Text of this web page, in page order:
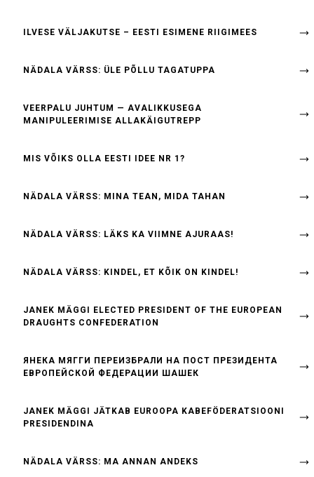
ILVESE VÄLJAKUTSE – EESTI ESIMENE RIIGIMEES
NÄDALA VÄRSS: ÜLE PÕLLU TAGATUPPA
VEERPALU JUHTUM — AVALIKKUSEGA
MANIPULEERIMISE ALLAKÄIGUTREPP
MIS VÕIKS OLLA EESTI IDEE NR 1?
NÄDALA VÄRSS: MINA TEAN, MIDA TAHAN
NÄDALA VÄRSS: LÄKS KA VIIMNE AJURAAS!
NÄDALA VÄRSS: KINDEL, ET KÕIK ON KINDEL!
JANEK MÄGGI ELECTED PRESIDENT OF THE EUROPEAN
DRAUGHTS CONFEDERATION
ЯНЕКА МЯГГИ ПЕРЕИЗБРАЛИ НА ПОСТ ПРЕЗИДЕНТА
ЕВРОПЕЙСКОЙ ФЕДЕРАЦИИ ШАШЕК
JANEK MÄGGI JÄTKAB EUROOPA KABEFÖDERATSIOONI
PRESIDENDINA
NÄDALA VÄRSS: MA ANNAN ANDEKS